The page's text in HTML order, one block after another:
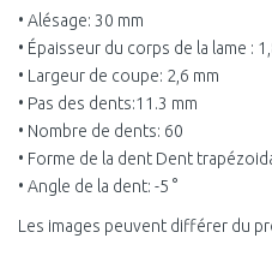
• Alésage: 30 mm
• Épaisseur du corps de la lame :
• Largeur de coupe: 2,6 mm
• Pas des dents:11.3 mm
• Nombre de dents: 60
• Forme de la dent Dent
• Angle de la dent: -5 °
Les images peuvent différer du